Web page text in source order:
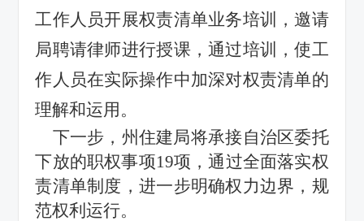
工作人员开展权责清单业务培训，邀请
局聘请律师进行授课，通过培训，使工
作人员在实际操作中加深对权责清单的
理解和运用。
下一步，州住建局将承接自治区委托
下放的职权事项19项，通过全面落实权
责清单制度，进一步明确权力边界，规
范权利运行。